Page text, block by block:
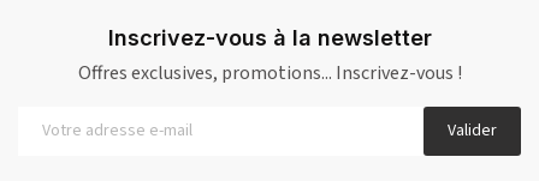
Inscrivez-vous à la newsletter
Offres exclusives, promotions... Inscrivez-vous !
Valider